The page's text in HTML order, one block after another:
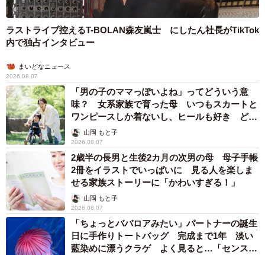
ラストライブ控えるT-BOLAN森友嵐士 にしたん社長がTikTok
内で独占インタビュー
まいどなニュース
2026.08.07
「男の子のママっぽいよね」ってどういう意
味？ 女系家族で育った母 いつもスカートと
ワンピースしか着ないし、ヒールも好き どの
へんが…
山岡 もと子
2026.08.07
2歳半の長男と生後2カ月の次男の母 母子手帳
2冊をイラストでいっぱいに 見る人を楽しま
せる家族ストーリーに「かわいすぎる！」
山岡 もと子
2026.08.07
「ちょっとババロアみたい」パートナーの誕生
日に手作りトートバッグ 完成まで1年 淡い
藍染めに漂うクラゲ よく見ると…「センスす